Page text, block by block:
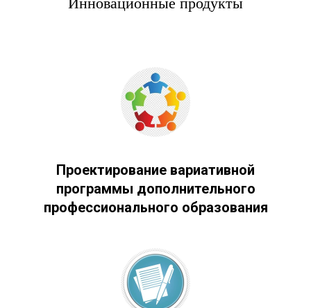
Проектирование вариативной
программы дополнительного
профессионального образования